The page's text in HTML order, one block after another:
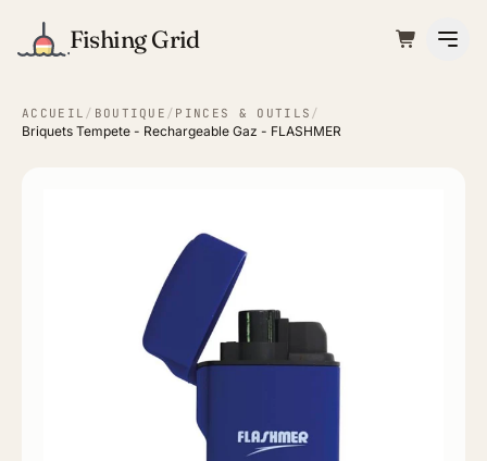
Fishing Grid
ACCUEIL / BOUTIQUE / PINCES & OUTILS /
Briquets Tempete - Rechargeable Gaz - FLASHMER